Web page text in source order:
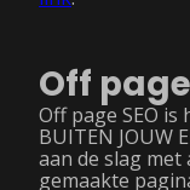
Off page
Off page SEO
BUITEN JOUW
aan de slag
gemaakte